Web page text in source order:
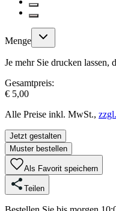
Menge
Je mehr Sie drucken
Gesamtpreis:
€ 5,00
Alle Preise inkl. MwSt.,
Jetzt gestalten
Muster bestellen
Als Favorit speichern
Teilen